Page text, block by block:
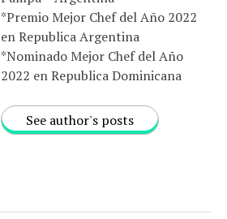
*Premio Mejor Chef del Año 2022
en Republica Argentina
*Nominado Mejor Chef del Año
2022 en Republica Dominicana
See author's posts